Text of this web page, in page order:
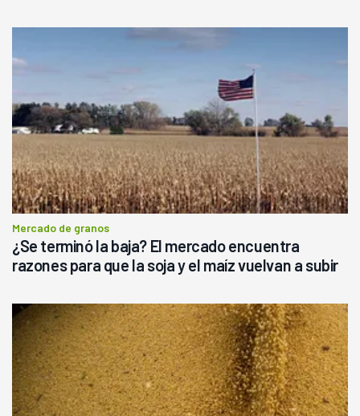
Mercado de granos
¿Se terminó la baja? El mercado encuentra
razones para que la soja y el maíz vuelvan a subir